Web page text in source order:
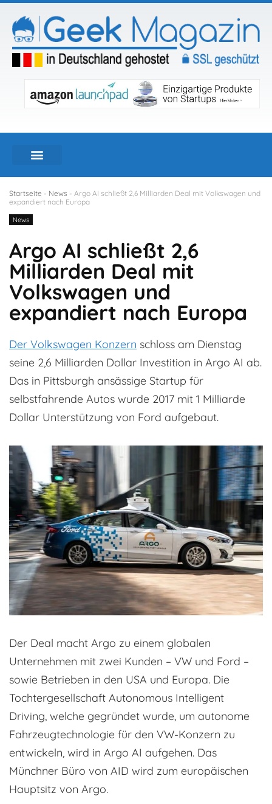
Startseite - News - Argo AI schließt 2,6 Milliarden Deal mit Volkswagen und
expandiert nach Europa
News
Argo AI schließt 2,6
Milliarden Deal mit
Volkswagen und
expandiert nach Europa
Der Volkswagen Konzern schloss am Dienstag
seine 2,6 Milliarden Dollar Investition in Argo AI ab.
Das in Pittsburgh ansässige Startup für
selbstfahrende Autos wurde 2017 mit 1 Milliarde
Dollar Unterstützung von Ford aufgebaut.
Der Deal macht Argo zu einem globalen
Unternehmen mit zwei Kunden – VW und Ford –
sowie Betrieben in den USA und Europa. Die
Tochtergesellschaft Autonomous Intelligent
Driving, welche gegründet wurde, um autonome
Fahrzeugtechnologie für den VW-Konzern zu
entwickeln, wird in Argo AI aufgehen. Das
Münchner Büro von AID wird zum europäischen
Hauptsitz von Argo.